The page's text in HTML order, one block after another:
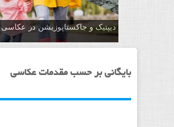
دیپتیک و جاکستا‌پوزیشن در عکاسی
بایگانی بر حسب مقدمات عکاسی